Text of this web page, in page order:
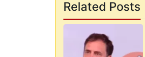
Related Posts